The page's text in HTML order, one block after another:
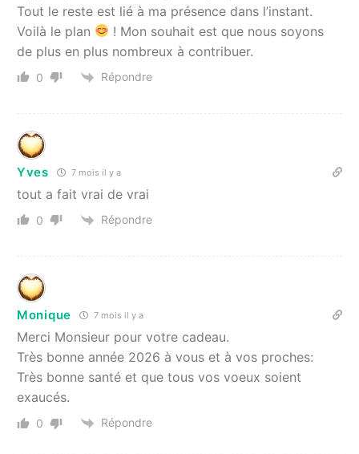
Tout le reste est lié à ma présence dans l’instant.
Voilà le plan
! Mon souhait est que nous soyons
de plus en plus nombreux à contribuer.
0 Répondre
Yves 7 mois il y a
tout a fait vrai de vrai
0 Répondre
Monique 7 mois il y a
Merci Monsieur pour votre cadeau.
Très bonne année 2026 à vous et à vos proches:
Très bonne santé et que tous vos voeux soient
exaucés.
0 Répondre